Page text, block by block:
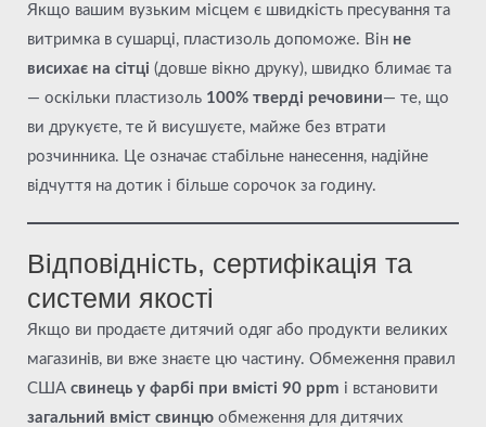
Якщо вашим вузьким місцем є швидкість пресування та
витримка в сушарці, пластизоль допоможе. Він не
висихає на сітці (довше вікно друку), швидко блимає та
— оскільки пластизоль 100% тверді речовини— те, що
ви друкуєте, те й висушуєте, майже без втрати
розчинника. Це означає стабільне нанесення, надійне
відчуття на дотик і більше сорочок за годину.
Відповідність, сертифікація та
системи якості
Якщо ви продаєте дитячий одяг або продукти великих
магазинів, ви вже знаєте цю частину. Обмеження правил
США свинець у фарбі при вмісті 90 ppm і встановити
загальний вміст свинцю обмеження для дитячих